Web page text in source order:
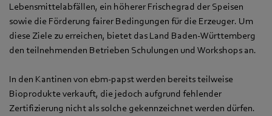
Lebensmittelabfällen, ein höherer Frischegrad der Speisen
sowie die Förderung fairer Bedingungen für die Erzeuger. Um
diese Ziele zu erreichen, bietet das Land Baden-Württemberg
den teilnehmenden Betrieben Schulungen und Workshops an.
In den Kantinen von ebm‑papst werden bereits teilweise
Bioprodukte verkauft, die jedoch aufgrund fehlender
Zertifizierung nicht als solche gekennzeichnet werden dürfen.